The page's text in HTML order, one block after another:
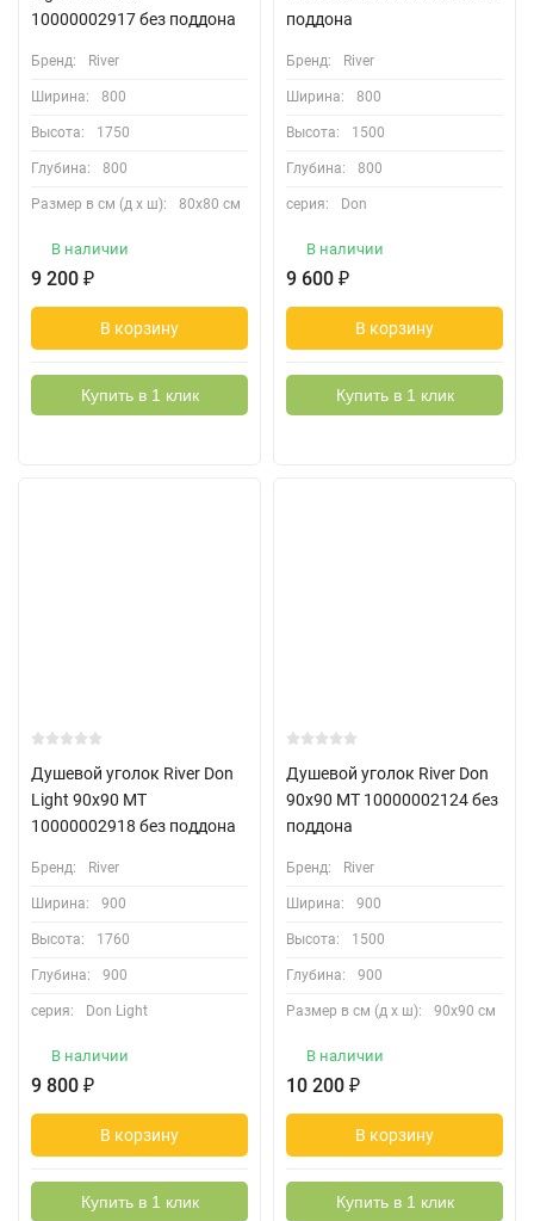
10000002917 без поддона
Бренд: River
Ширина: 800
Высота: 1750
Глубина: 800
Размер в см (д х ш): 80х80 см
В наличии
9 200 ₽
В корзину
Купить в 1 клик
поддона
Бренд: River
Ширина: 800
Высота: 1500
Глубина: 800
серия: Don
В наличии
9 600 ₽
В корзину
Купить в 1 клик
Душевой уголок River Don
Light 90x90 МТ
10000002918 без поддона
Бренд: River
Ширина: 900
Высота: 1760
Глубина: 900
серия: Don Light
В наличии
9 800 ₽
В корзину
Купить в 1 клик
Душевой уголок River Don
90x90 МТ 10000002124 без
поддона
Бренд: River
Ширина: 900
Высота: 1500
Глубина: 900
Размер в см (д х ш): 90х90 см
В наличии
10 200 ₽
В корзину
Купить в 1 клик